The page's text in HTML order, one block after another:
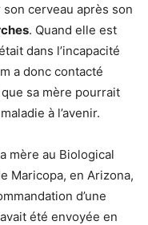
cerveau après son
. Quand elle est
dans l’incapacité
a donc contacté
sa mère pourrait
à l’avenir.
mère au Biological
Maricopa, en Arizona,
d’une
été envoyée en